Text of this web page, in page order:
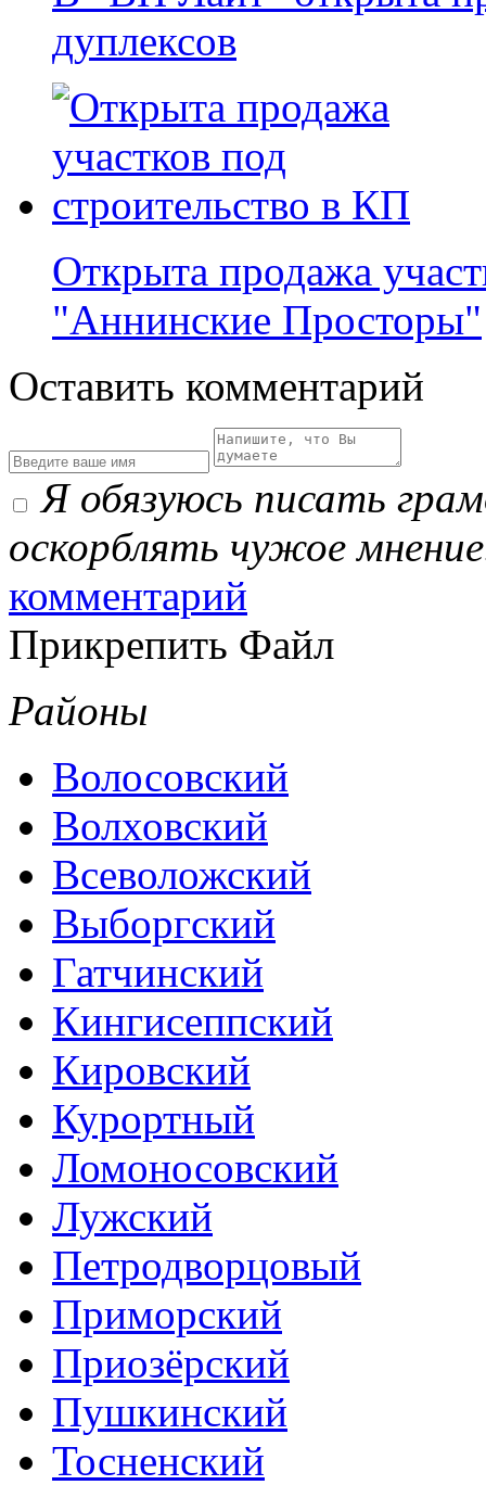
дуплексов
Открыта продажа
"Аннинские Просторы"
Оставить комментарий
Я обязуюсь писать
оскорблять чужое
комментарий
Прикрепить Файл
Районы
Волосовский
Волховский
Всеволожский
Выборгский
Гатчинский
Кингисеппский
Кировский
Курортный
Ломоносовский
Лужский
Петродворцовый
Приморский
Приозёрский
Пушкинский
Тосненский